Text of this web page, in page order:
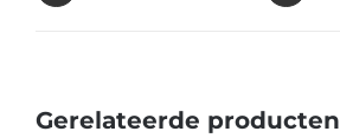
Gerelateerde producten